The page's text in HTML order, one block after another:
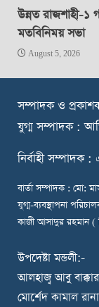
উন্নত রাজশাহী-১
মতবিনিময় সভা
August 5, 2026
সম্পাদক ও
যুগ্ম সম্পাদক :
নির্বাহী
বার্তা সম্পাদক : মো:
যুগ্ম-ব্যবস্থাপনা
কাজী আসাদুর রহমান (
উপদেষ্টা মন্ডলী:-
আলহাজ্ব আবু
মোর্শেদ কামাল রানা